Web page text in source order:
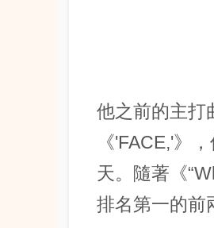
他之前的主打
《'FACE,'》
天。隨著《
排名第一的前